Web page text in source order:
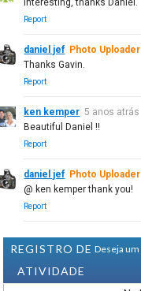
Report
daniel jef Photo Uploader
Thanks Gavin.
Report
ken kemper 5 anos atrás
Beautiful Daniel !!
Report
daniel jef Photo Uploader
@ ken kemper thank you!
Report
REGISTRO DE
ATIVIDADE
Deseja